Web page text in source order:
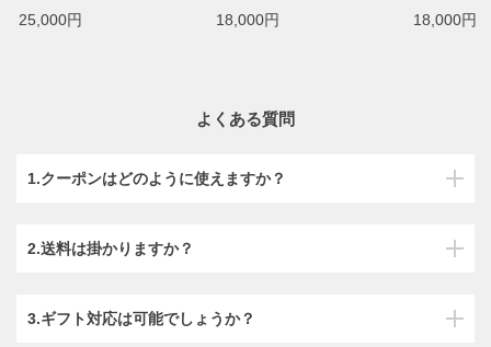
25,000円 18,000円 18,000円
よくある質問
1.クーポンはどのように使えますか？
2.送料は掛かりますか？
3.ギフト対応は可能でしょうか？